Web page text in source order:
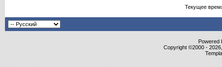
Текущее
Powered
Copyright ©2000 -